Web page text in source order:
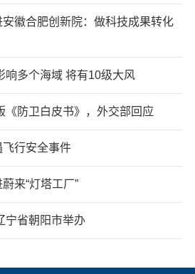
徽合肥创新院：做科技成果转化
响多个海域 将有10级大风
《防卫白皮书》，外交部回应
行安全事件
来“灯塔工厂”
宁省朝阳市举办